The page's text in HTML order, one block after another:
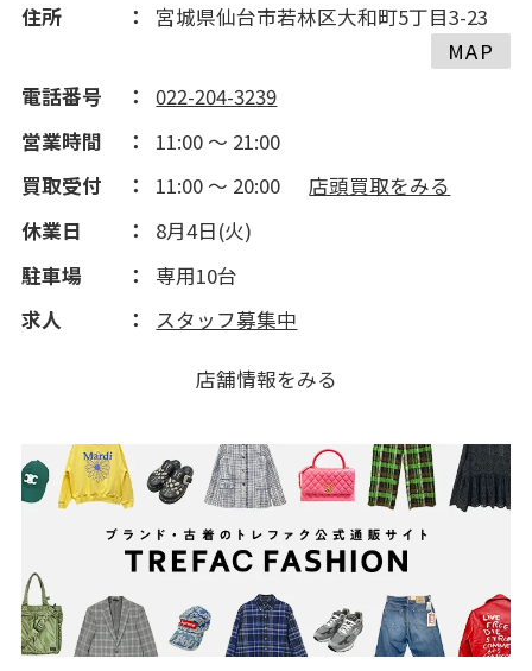
住所
宮城県仙台市若林区大和町5丁目3-23
MAP
電話番号
022-204-3239
営業時間
11:00 ～ 21:00
買取受付
11:00 ～ 20:00
店頭買取をみる
休業日
8月4日(火)
駐車場
専用10台
求人
スタッフ募集中
店舗情報をみる